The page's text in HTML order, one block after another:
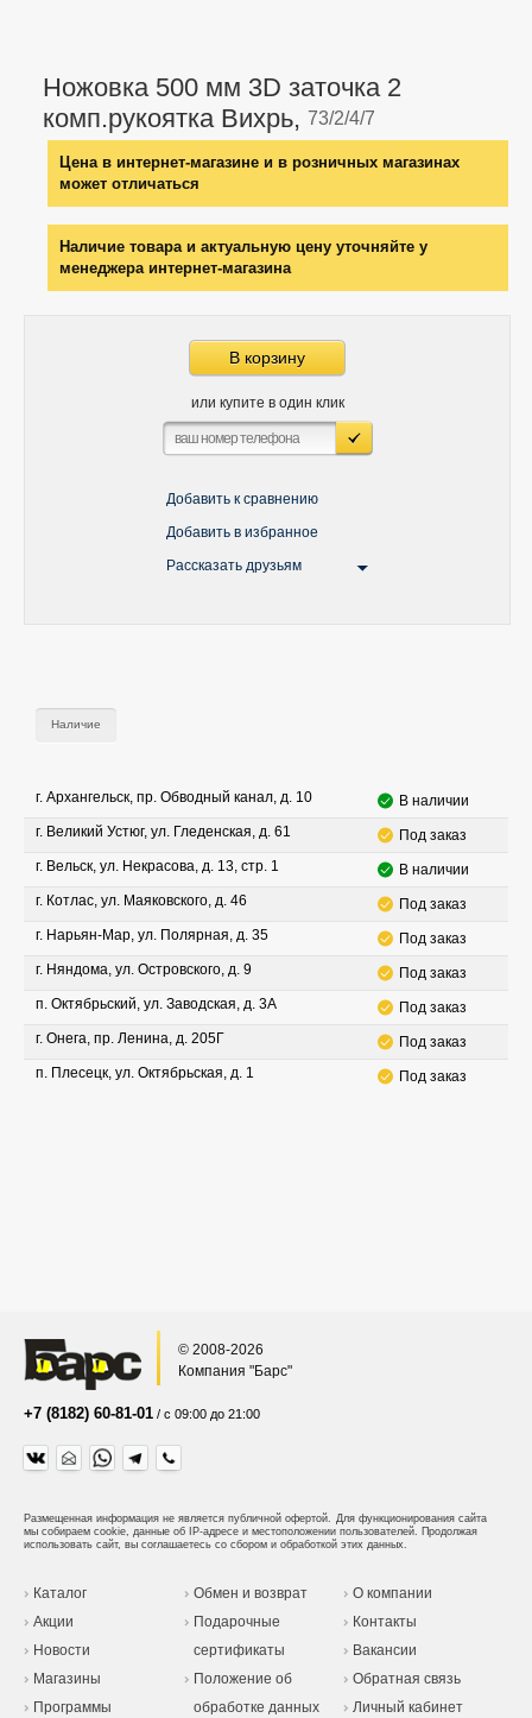
Ножовка 500 мм 3D заточка 2
комп.рукоятка Вихрь, 73/2/4/7
Цена в интернет-магазине и в розничных магазинах
может отличаться
Наличие товара и актуальную цену уточняйте у
менеджера интернет-магазина
В корзину
или купите в один клик
Добавить к сравнению
Добавить в избранное
Рассказать друзьям
Наличие
г. Архангельск, пр. Обводный канал, д. 10
В наличии
г. Великий Устюг, ул. Гледенская, д. 61
Под заказ
г. Вельск, ул. Некрасова, д. 13, стр. 1
В наличии
г. Котлас, ул. Маяковского, д. 46
Под заказ
г. Нарьян-Мар, ул. Полярная, д. 35
Под заказ
г. Няндома, ул. Островского, д. 9
Под заказ
п. Октябрьский, ул. Заводская, д. 3А
Под заказ
г. Онега, пр. Ленина, д. 205Г
Под заказ
п. Плесецк, ул. Октябрьская, д. 1
Под заказ
© 2008-2026
Компания "Барс"
+7 (8182) 60-81-01 / с 09:00 до 21:00
Размещенная информация не является публичной офертой. Для функционирования сайта
мы собираем cookie, данные об IP-адресе и местоположении пользователей. Продолжая
использовать сайт, вы соглашаетесь со сбором и обработкой этих данных.
Каталог
Акции
Новости
Магазины
Программы
Обмен и возврат
Подарочные
сертификаты
Положение об
обработке данных
О компании
Контакты
Вакансии
Обратная связь
Личный кабинет